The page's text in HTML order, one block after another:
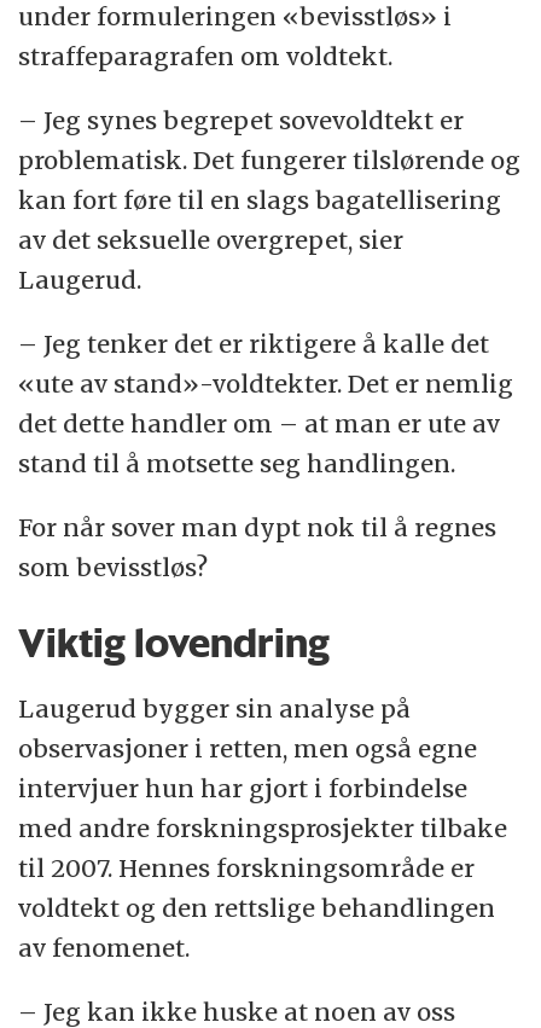
under formuleringen «bevisstløs» i
straffeparagrafen om voldtekt.
– Jeg synes begrepet sovevoldtekt er
problematisk. Det fungerer tilslørende og
kan fort føre til en slags bagatellisering
av det seksuelle overgrepet, sier
Laugerud.
– Jeg tenker det er riktigere å kalle det
«ute av stand»-voldtekter. Det er nemlig
det dette handler om – at man er ute av
stand til å motsette seg handlingen.
For når sover man dypt nok til å regnes
som bevisstløs?
Viktig lovendring
Laugerud bygger sin analyse på
observasjoner i retten, men også egne
intervjuer hun har gjort i forbindelse
med andre forskningsprosjekter tilbake
til 2007. Hennes forskningsområde er
voldtekt og den rettslige behandlingen
av fenomenet.
– Jeg kan ikke huske at noen av oss